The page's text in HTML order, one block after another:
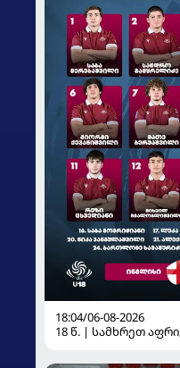
18:04/06-08-2026
18 წ. | სამხრეთ